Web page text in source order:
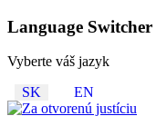
Language Switcher
Vyberte váš jazyk
SK
EN